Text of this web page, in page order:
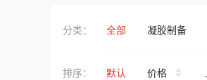
分类： 全部 凝胶制备
排序： 默认 价格